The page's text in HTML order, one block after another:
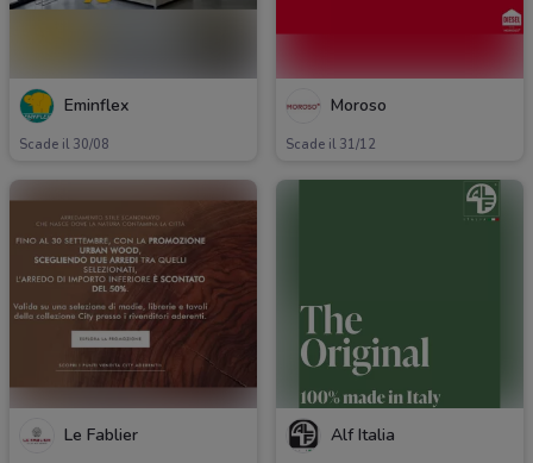
Eminflex
Scade il 30/08
Moroso
Scade il 31/12
Le Fablier Alf Italia